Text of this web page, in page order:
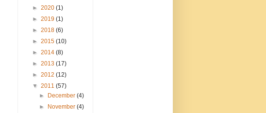
► 2020 (1)
► 2019 (1)
► 2018 (6)
► 2015 (10)
► 2014 (8)
► 2013 (17)
► 2012 (12)
▼ 2011 (57)
►
December(4)
►
November(4)